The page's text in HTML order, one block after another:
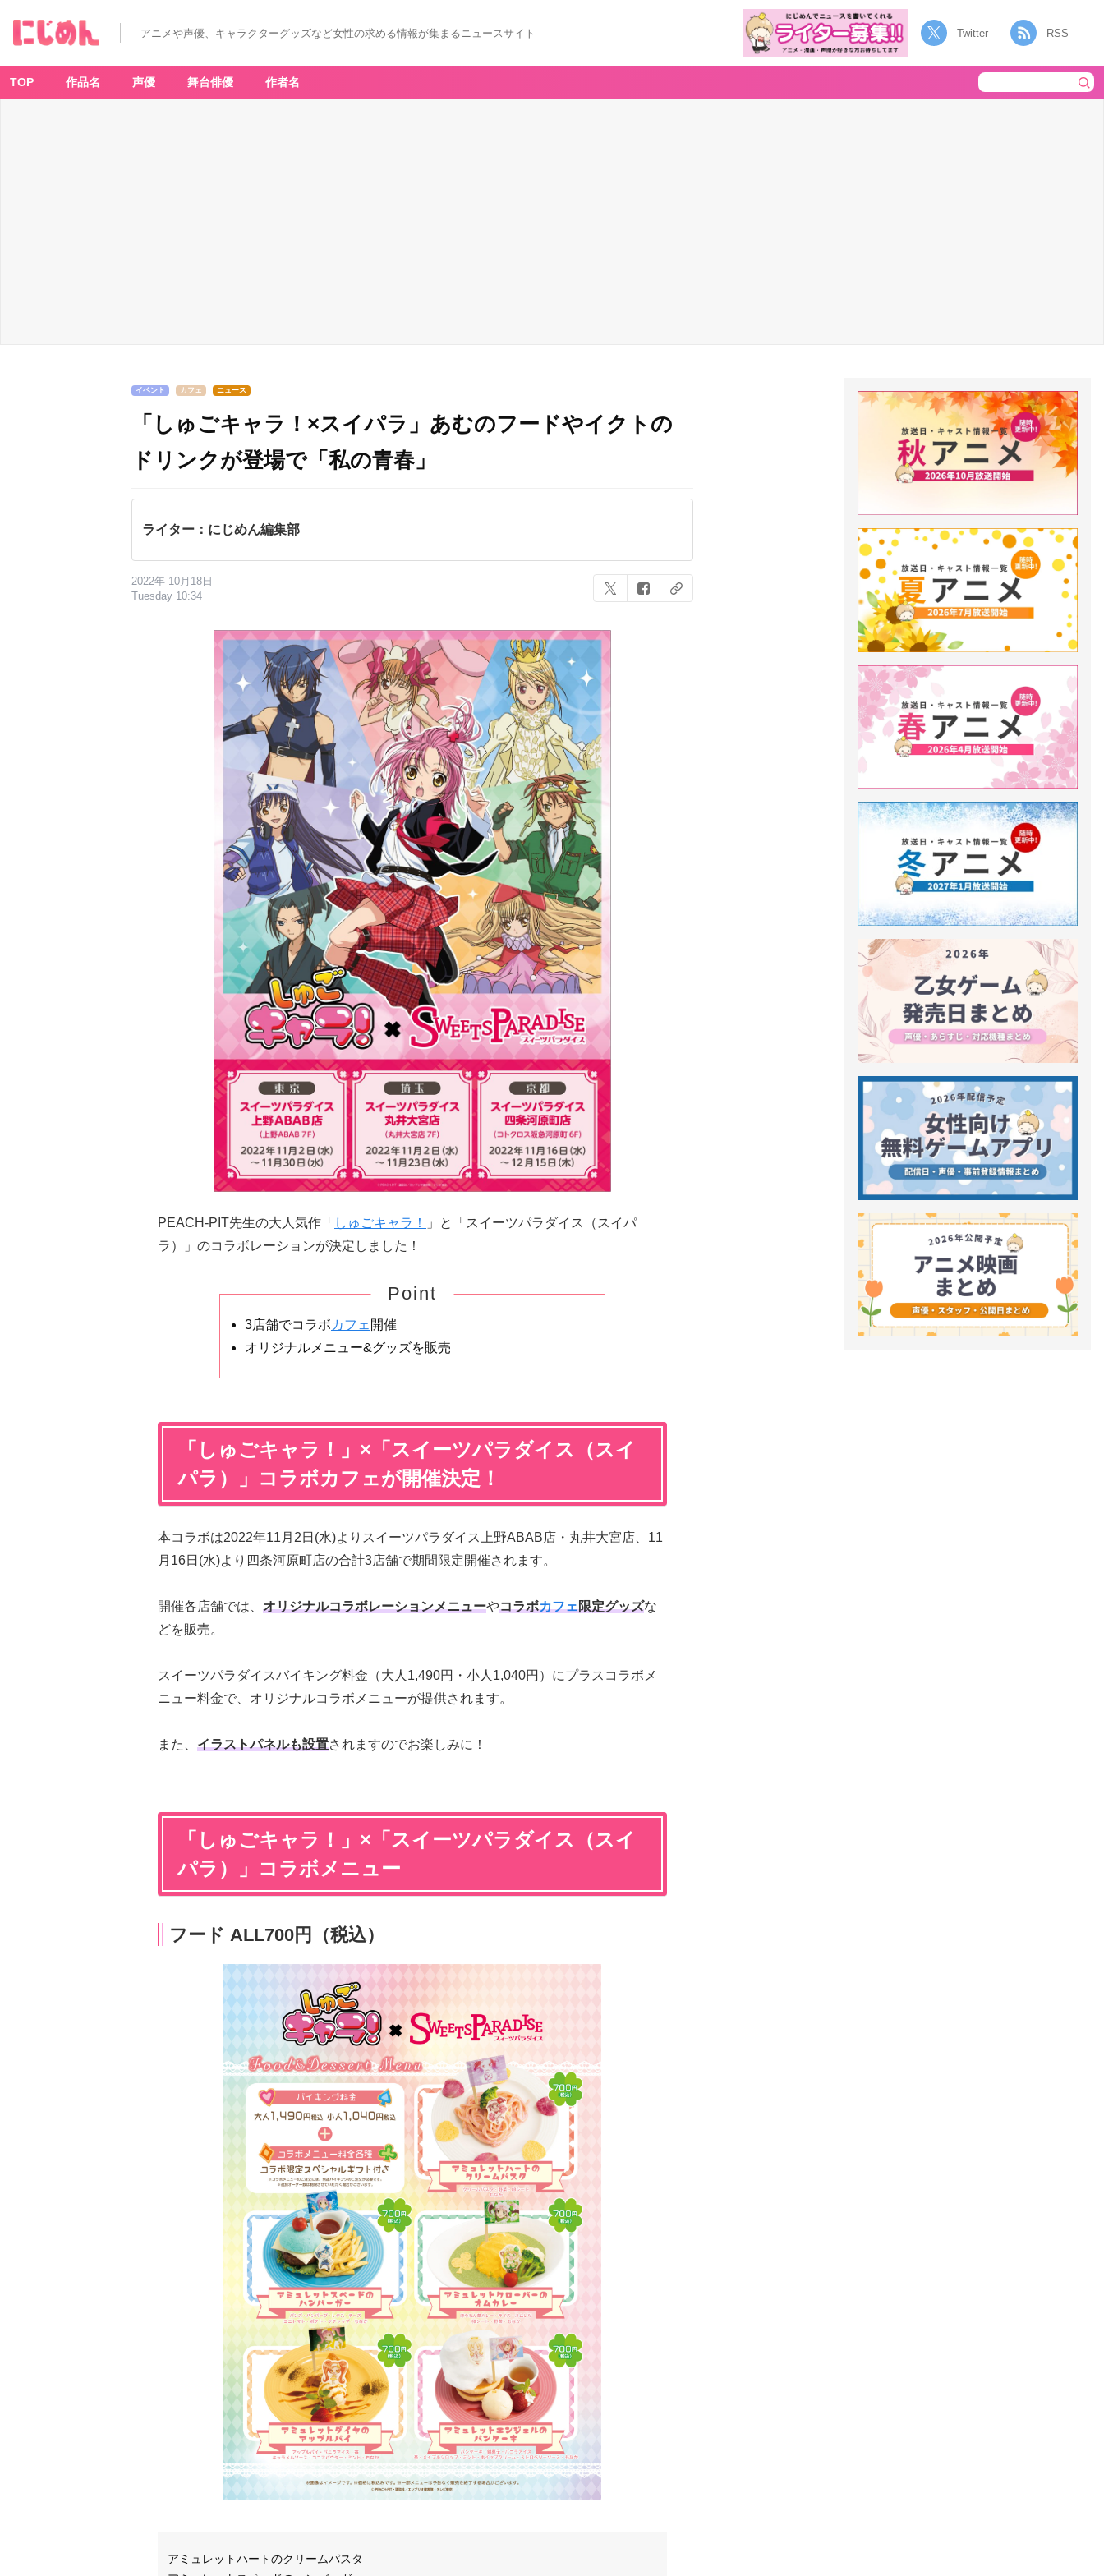
アニメや声優、キャラクターグッズなど女性の求める情報が集まるニュースサイト Twitter RSS
TOP 作品名 声優 舞台俳優 作者名
イベント カフェ ニュース
「しゅごキャラ！×スイパラ」あむのフードやイクトの
ドリンクが登場で「私の青春」
ライター：にじめん編集部
2022年 10月18日
Tuesday 10:34
PEACH-PIT先生の大人気作「 しゅごキャラ！
」と「スイーツパラダイス（スイパ
ラ）」のコラボレーションが決定しました！
Point
3店舗でコラボカフェ 開催
オリジナルメニュー&グッズを販売
「しゅごキャラ！」×「スイーツパラダイス（スイ
パラ）」コラボカフェが開催決定！
本コラボは2022年11月2日(水)よりスイーツパラダイス上野ABAB店・丸井大宮店、11
月16日(水)より四条河原町店の合計3店舗で期間限定開催されます。
開催各店舗では、 オリジナルコラボレーションメニューやコラボカフェ限定グッズな
どを販売。
スイーツパラダイスバイキング料金（大人1,490円・小人1,040円）にプラスコラボメ
ニュー料金で、オリジナルコラボメニューが提供されます。
また、 イラストパネルも設置されますのでお楽しみに！
「しゅごキャラ！」×「スイーツパラダイス（スイ
パラ）」コラボメニュー
フード ALL700円（税込）
アミュレットハートのクリームパスタ